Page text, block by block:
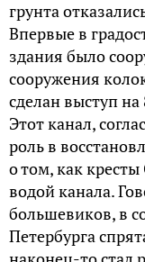
грунта
Впервые в
здания было
сооружения
сделан выступ
Этот канал,
роль в
о том, как
водой канала.
большевиков, в
Петербурга